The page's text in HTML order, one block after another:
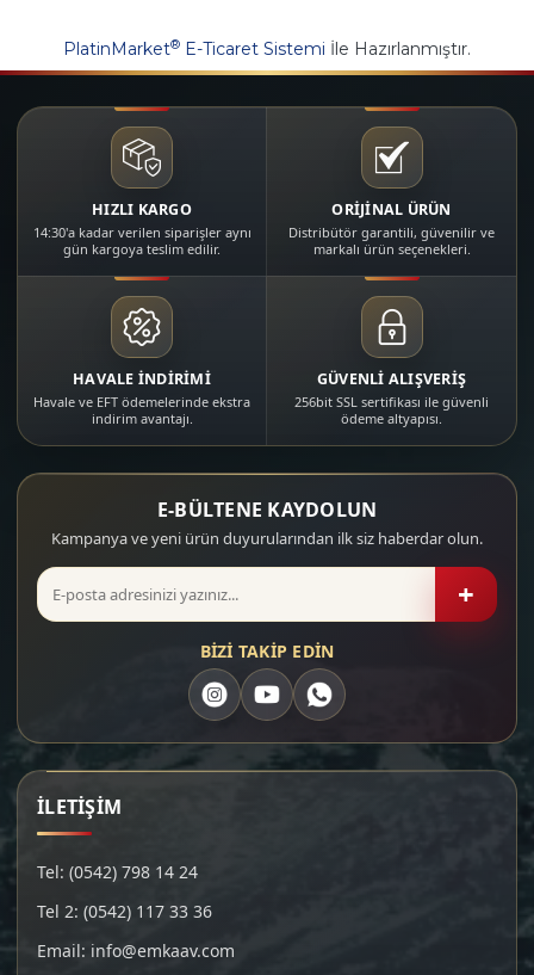
PlatinMarket® E-Ticaret Sistemi İle Hazırlanmıştır.
HIZLI KARGO
14:30'a kadar verilen siparişler aynı
gün kargoya teslim edilir.
ORİJİNAL ÜRÜN
Distribütör garantili, güvenilir ve
markalı ürün seçenekleri.
HAVALE İNDİRİMİ
Havale ve EFT ödemelerinde ekstra
indirim avantajı.
GÜVENLİ ALIŞVERİŞ
256bit SSL sertifikası ile güvenli
ödeme altyapısı.
E-BÜLTENE KAYDOLUN
Kampanya ve yeni ürün duyurularından ilk siz haberdar olun.
+
BİZİ TAKİP EDİN
İLETİŞİM
Tel: (0542) 798 14 24
Tel 2: (0542) 117 33 36
Email: info@emkaav.com